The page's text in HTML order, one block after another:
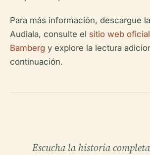
Para más información, descargue
Audiala, consulte el sitio web
Bamberg y explore la lectura
continuación.
Escucha la historia